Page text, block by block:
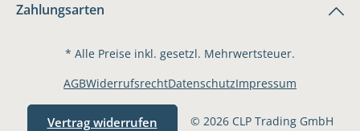
Zahlungsarten
* Alle Preise inkl. gesetzl. Mehrwertsteuer.
Vertrag widerrufen © 2026 CLP Trading GmbH
AGBWiderrufsrechtDatenschutzImpressum